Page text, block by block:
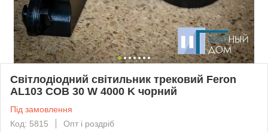
Світлодіодний світильник трековий Feron
AL103 COB 30 W 4000 K чорний
Під замовлення
Код: 5815
Опт і роздріб